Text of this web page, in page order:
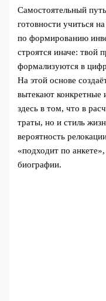
Самостоятельный
готовности учиться
по формированию
строятся иначе: твой
формализуются в
На этой основе
вытекают конкретные
здесь в том, что в
траты, но и стиль
вероятность
«подходит по
биографии.